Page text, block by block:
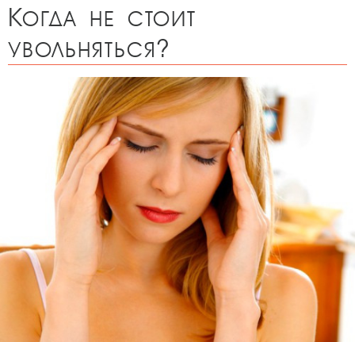
Когда не стоит
увольняться?